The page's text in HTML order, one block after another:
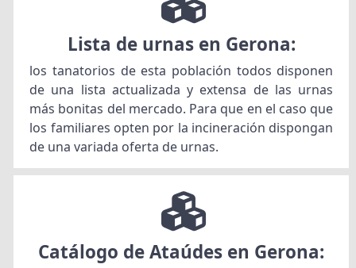
Lista de urnas en Gerona:
los tanatorios de esta población todos disponen
de una lista actualizada y extensa de las urnas
más bonitas del mercado. Para que en el caso que
los familiares opten por la incineración dispongan
de una variada oferta de urnas.
Catálogo de Ataúdes en Gerona: